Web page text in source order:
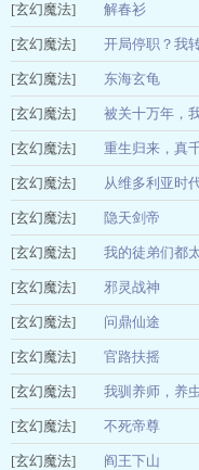
差不多了
[玄幻魔法] 解春衫
随山月
[玄幻魔法] 开局停职？我
组
[玄幻魔法] 东海玄龟
一是我是
[玄幻魔法] 被关十万年，
了
[玄幻魔法] 重生归来，真
绵绵心
[玄幻魔法] 从维多利亚时
东北喵
[玄幻魔法] 隐天剑帝
贪吃的喵
[玄幻魔法] 我的徒弟们都
炒方便面
[玄幻魔法] 邪灵战神
风羽飞扬
[玄幻魔法] 问鼎仙途
我要哭了啊
[玄幻魔法] 官路扶摇
雪路听花
[玄幻魔法] 我驯养师，养
吧？
[玄幻魔法] 不死帝尊
布一二
[玄幻魔法] 阎王下山